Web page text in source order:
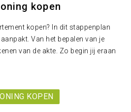
kopen
kopen? In dit stappenplan
Van het bepalen van je
van de akte. Zo begin jij eraan
KOPEN